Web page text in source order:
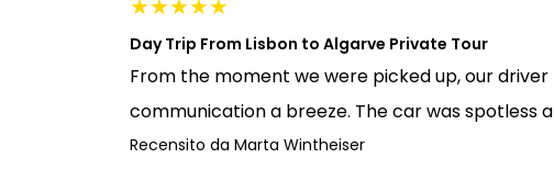
★★★★★
Day Trip From Lisbon to Algarve Private Tour
From the moment we were picked up, our
communication a breeze. The car was spotless
Recensito da Marta Wintheiser